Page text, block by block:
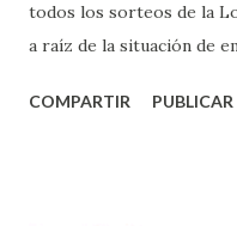
todos los sorteos de la
a raíz de la situación de
proteger la salud de
COMPARTIR